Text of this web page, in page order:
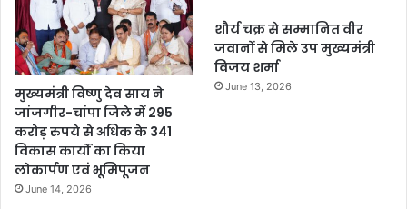
मुख्यमंत्री विष्णु देव साय ने
जांजगीर-चांपा जिले में 295
करोड़ रुपये से अधिक के 341
विकास कार्यों का किया
लोकार्पण एवं भूमिपूजन
June 14, 2026
शौर्य चक्र से सम्मानित वीर
जवानों से मिले उप मुख्यमंत्री
विजय शर्मा
June 13, 2026